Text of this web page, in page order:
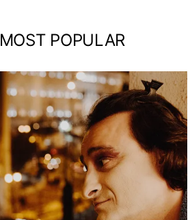
MOST POPULAR